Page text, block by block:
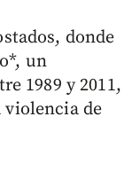
donde
un
1989 y 2011,
violencia de